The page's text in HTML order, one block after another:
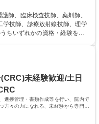
管理・書類作成等を行い、院
えら
細】 ■治験協力者（患者さま・
ール調整・管理、ヒアリン
【山梨】治
！/未経験歓迎/福利厚生◎
師、臨床検査技師、薬剤師、
学技師、診療放射線技師、理学
ちいずれかの資格・経験を有
らの復帰率は90%以上）
内スタッフや患者とのコミュ
行う検査内容や薬剤について
スキルアップを目指せます。
修学校 語学力： 資格：看護師
未経験歓迎/土日
進捗管理・書類作成等を行い、院内で
々の力になれる、未経験から専門性